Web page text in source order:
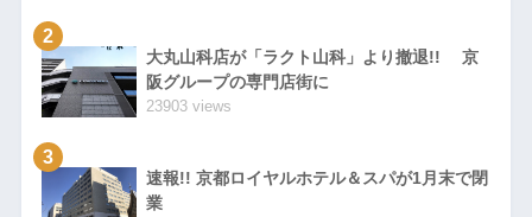
2
大丸山科店が「ラクト山科」より撤退!! 京
阪グループの専門店街に
23903 views
3
速報!! 京都ロイヤルホテル＆スパが1月末で閉
業